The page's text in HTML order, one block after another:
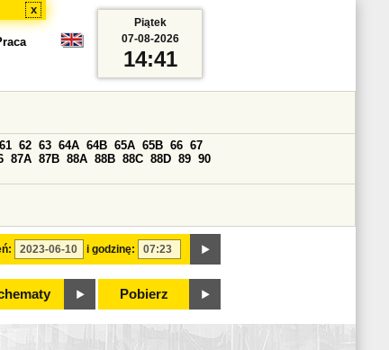
x
i godzinę:
61 62 63 64A 64B 65A 65B 66 67
87A 87B 88A 88B 88C 88D 89 90
Pobierz
Piątek
07-08-2026
14:41